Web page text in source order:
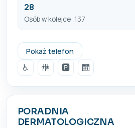
28
Osób w kolejce: 137
Pokaż telefon
081 5268441
♿
🚻 🅿️ 🛗
PORADNIA
DERMATOLOGICZNA